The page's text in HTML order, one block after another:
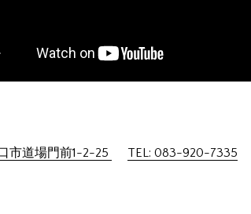
市道場門前1-2-25 TEL: 083-920-7335